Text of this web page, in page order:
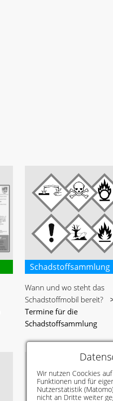
Schadstoffsammlung
Wann und wo steht das
Schadstoffmobil bereit?
Termine für die
Schadstoffsammlung
Wir nutzen Coockies
Funktionen und für
Nutzerstatistik
nicht an Dritte weiter